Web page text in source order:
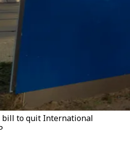
bill to quit International